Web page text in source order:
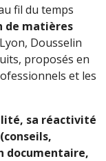
fil du temps
de matières
Dousselin
proposés en
et les
sa réactivité
documentaire,